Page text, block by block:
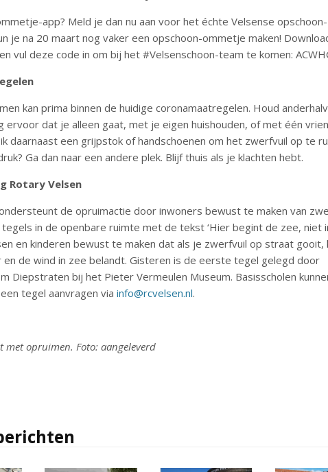
app? Meld je dan nu aan voor het échte Velsense opschoon-
je na 20 maart nog vaker een opschoon-ommetje maken!
vul deze code in om bij het #Velsenschoon-team te komen:
kan prima binnen de huidige coronamaatregelen. Houd
ervoor dat je alleen gaat, met je eigen huishouden, of met één
daarnaast een grijpstok of handschoenen om het zwerfvuil op te
Ga dan naar een andere plek. Blijf thuis als je klachten hebt.
Rotary Velsen
de opruimactie door inwoners bewust te maken van
in de openbare ruimte met de tekst ‘Hier begint de zee, niet
en kinderen bewust te maken dat als je zwerfvuil op straat gooit,
de wind in zee belandt. Gisteren is de eerste tegel gelegd door
Diepstraten bij het Pieter Vermeulen Museum. Basisscholen
tegel aanvragen viainfo@rcvelsen.nl.
met opruimen. Foto: aangeleverd